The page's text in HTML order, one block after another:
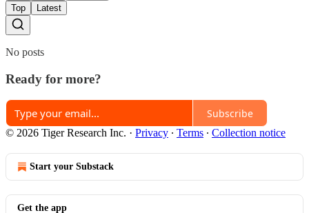
Top
Latest
No posts
Ready for more?
Subscribe
© 2026 Tiger Research Inc. · Privacy ∙ Terms ∙ Collection notice
Start your Substack
Get the app